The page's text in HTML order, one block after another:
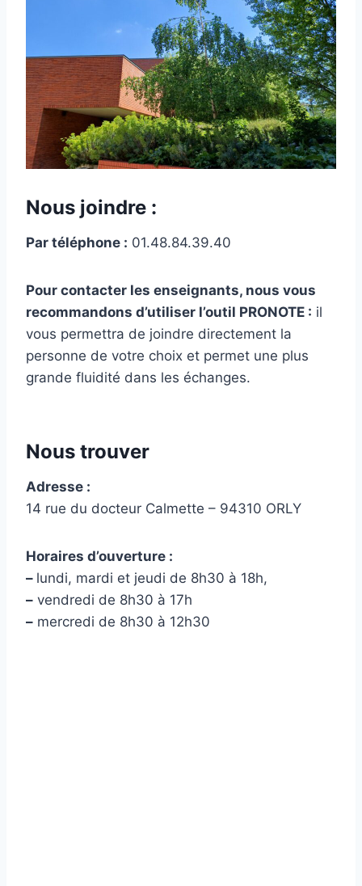
Nous joindre :
Par téléphone : 01.48.84.39.40
Pour contacter les enseignants, nous vous
recommandons d’utiliser l’outil PRONOTE : il
vous permettra de joindre directement la
personne de votre choix et permet une plus
grande fluidité dans les échanges.
Nous trouver
Adresse :
14 rue du docteur Calmette – 94310 ORLY
Horaires d’ouverture :
– lundi, mardi et jeudi de 8h30 à 18h,
– vendredi de 8h30 à 17h
– mercredi de 8h30 à 12h30